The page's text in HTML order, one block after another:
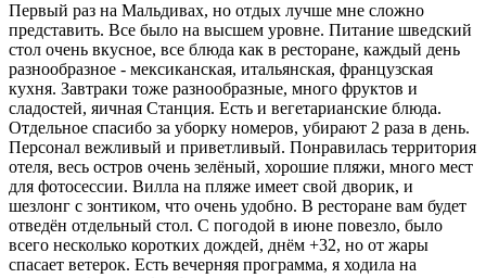
Первый раз на Мальдивах, но отдых лучше мне сложно
представить. Все было на высшем уровне. Питание шведский
стол очень вкусное, все блюда как в ресторане, каждый день
разнообразное - мексиканская, итальянская, французская
кухня. Завтраки тоже разнообразные, много фруктов и
сладостей, яичная Станция. Есть и вегетарианские блюда.
Отдельное спасибо за уборку номеров, убирают 2 раза в день.
Персонал вежливый и приветливый. Понравилась территория
отеля, весь остров очень зелёный, хорошие пляжи, много мест
для фотосессии. Вилла на пляже имеет свой дворик, и
шезлонг с зонтиком, что очень удобно. В ресторане вам будет
отведён отдельный стол. С погодой в июне повезло, было
всего несколько коротких дождей, днём +32, но от жары
спасает ветерок. Есть вечерняя программа, я ходила на